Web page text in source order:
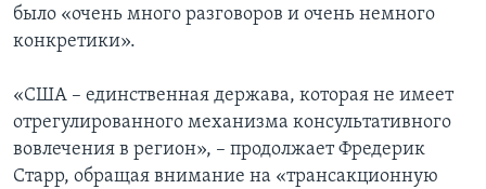
было «очень много разговоров и очень немного
конкретики».
«США – единственная держава, которая не имеет
отрегулированного механизма консультативного
вовлечения в регион», – продолжает Фредерик
Старр, обращая внимание на «трансакционную